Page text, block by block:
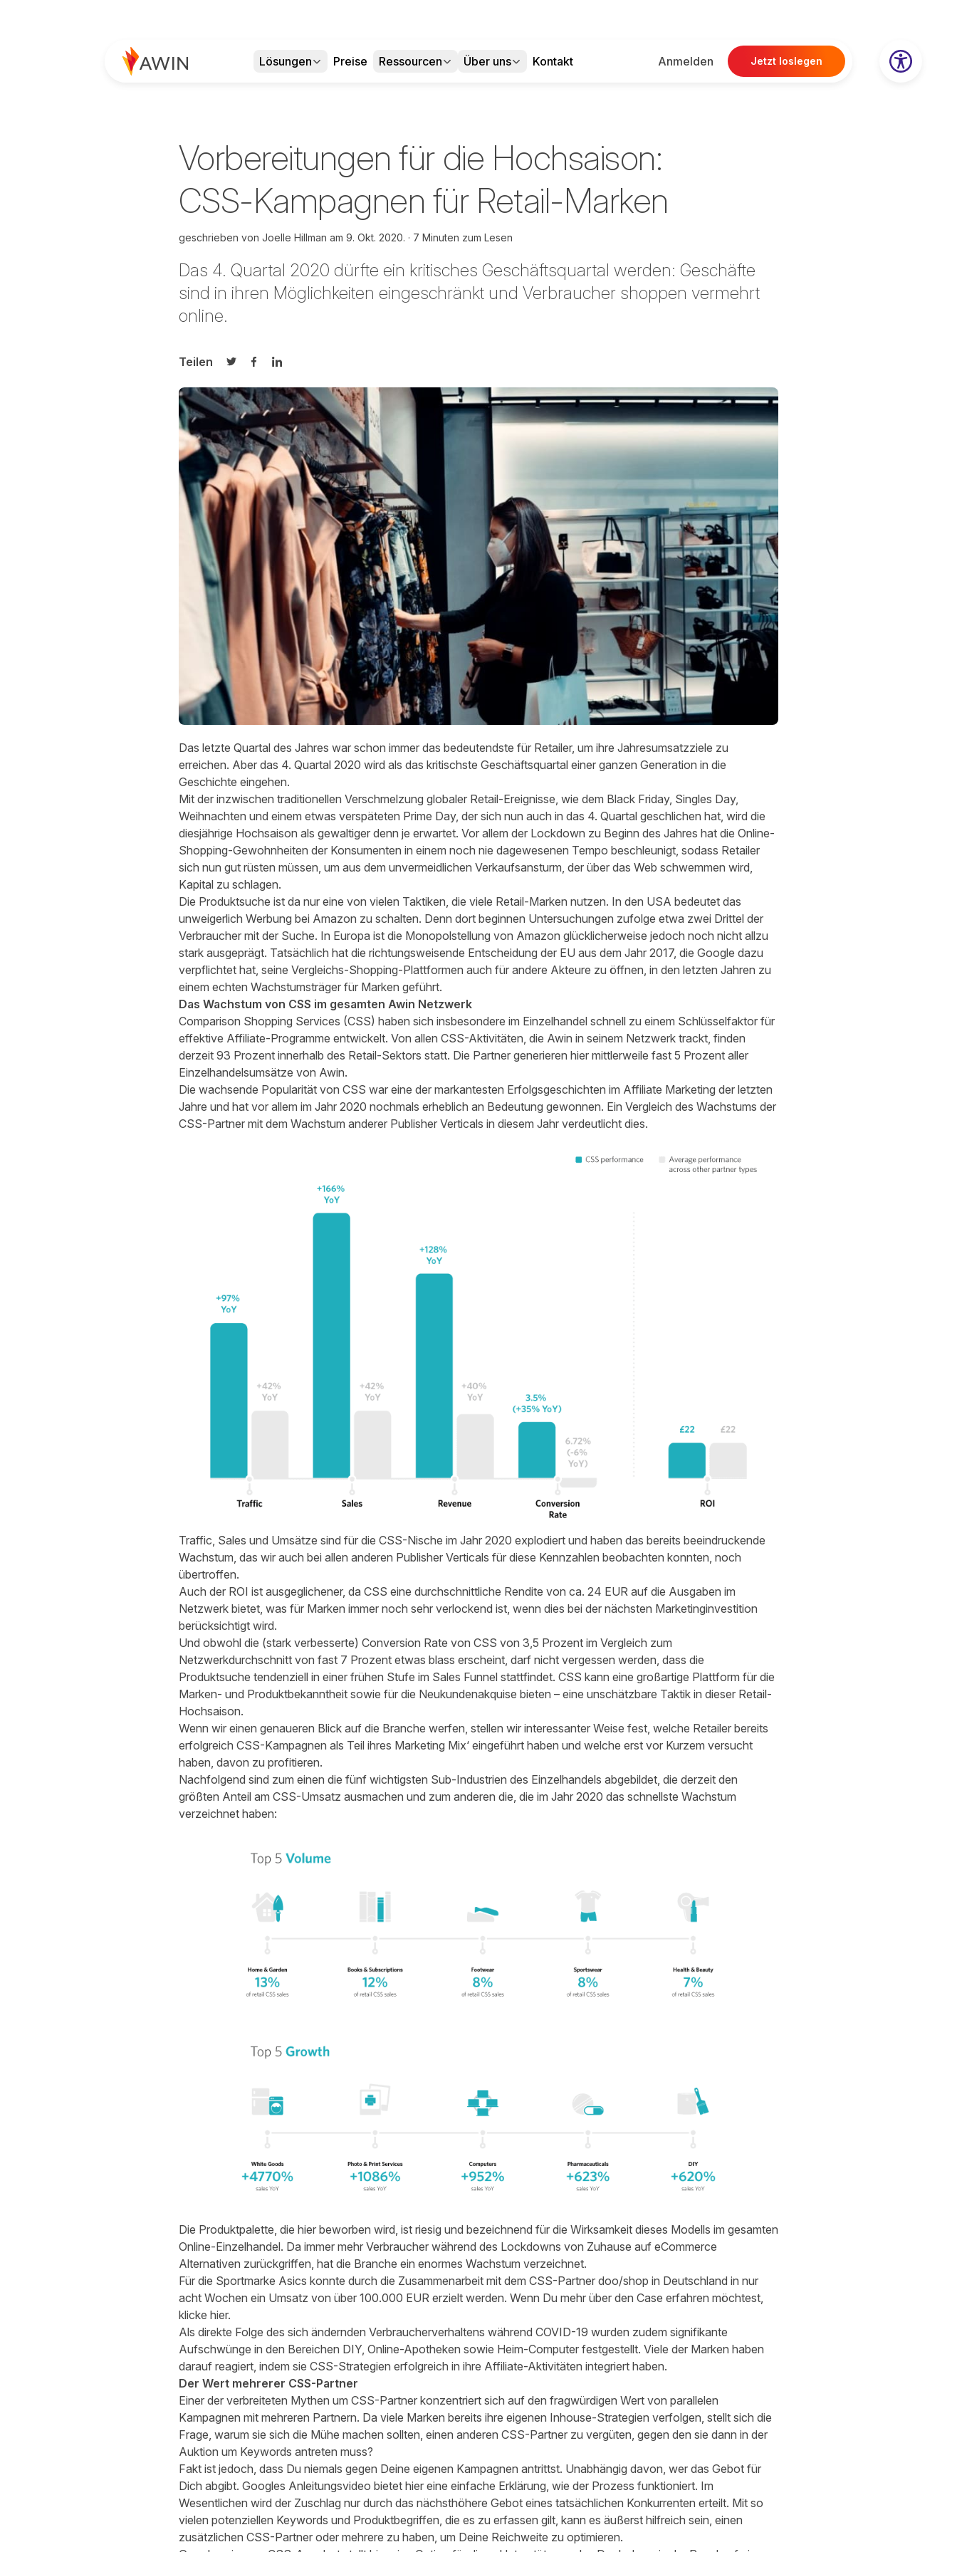
Lösungen Preise Ressourcen Über uns Kontakt Anmelden Jetzt loslegen
Vorbereitungen für die Hochsaison:
CSS-Kampagnen für Retail-Marken
geschrieben von Joelle Hillman am 9. Okt. 2020. 7 Minuten zum Lesen
Das 4. Quartal 2020 dürfte ein kritisches Geschäftsquartal werden: Geschäfte
sind in ihren Möglichkeiten eingeschränkt und Verbraucher shoppen vermehrt
online.
Teilen
Auf Twitter teilen
Auf Facebook teilen
Auf LinkedIn teilen
Das letzte Quartal des Jahres war schon immer das bedeutendste für Retailer, um ihre Jahresumsatzziele zu
erreichen. Aber das 4. Quartal 2020 wird als das kritischste Geschäftsquartal einer ganzen Generation in die
Geschichte eingehen.
Mit der inzwischen traditionellen Verschmelzung globaler Retail-Ereignisse, wie dem Black Friday, Singles Day,
Weihnachten und einem etwas verspäteten Prime Day, der sich nun auch in das 4. Quartal geschlichen hat, wird die
diesjährige Hochsaison als gewaltiger denn je erwartet. Vor allem der Lockdown zu Beginn des Jahres hat die Online-
Shopping-Gewohnheiten der Konsumenten in einem noch nie dagewesenen Tempo beschleunigt, sodass Retailer
sich nun gut rüsten müssen, um aus dem unvermeidlichen Verkaufsansturm, der über das Web schwemmen wird,
Kapital zu schlagen.
Die Produktsuche ist da nur eine von vielen Taktiken, die viele Retail-Marken nutzen. In den USA bedeutet das
unweigerlich Werbung bei Amazon zu schalten. Denn dort beginnen Untersuchungen zufolge etwa zwei Drittel der
Verbraucher mit der Suche. In Europa ist die Monopolstellung von Amazon glücklicherweise jedoch noch nicht allzu
stark ausgeprägt. Tatsächlich hat die richtungsweisende Entscheidung der EU aus dem Jahr 2017, die Google dazu
verpflichtet hat, seine Vergleichs-Shopping-Plattformen auch für andere Akteure zu öffnen, in den letzten Jahren zu
einem echten Wachstumsträger für Marken geführt.
Das Wachstum von CSS im gesamten Awin Netzwerk
Comparison Shopping Services (CSS) haben sich insbesondere im Einzelhandel schnell zu einem Schlüsselfaktor für
effektive Affiliate-Programme entwickelt. Von allen CSS-Aktivitäten, die Awin in seinem Netzwerk trackt, finden
derzeit 93 Prozent innerhalb des Retail-Sektors statt. Die Partner generieren hier mittlerweile fast 5 Prozent aller
Einzelhandelsumsätze von Awin.
Die wachsende Popularität von CSS war eine der markantesten Erfolgsgeschichten im Affiliate Marketing der letzten
Jahre und hat vor allem im Jahr 2020 nochmals erheblich an Bedeutung gewonnen. Ein Vergleich des Wachstums der
CSS-Partner mit dem Wachstum anderer Publisher Verticals in diesem Jahr verdeutlicht dies.
Traffic, Sales und Umsätze sind für die CSS-Nische im Jahr 2020 explodiert und haben das bereits beeindruckende
Wachstum, das wir auch bei allen anderen Publisher Verticals für diese Kennzahlen beobachten konnten, noch
übertroffen.
Auch der ROI ist ausgeglichener, da CSS eine durchschnittliche Rendite von ca. 24 EUR auf die Ausgaben im
Netzwerk bietet, was für Marken immer noch sehr verlockend ist, wenn dies bei der nächsten Marketinginvestition
berücksichtigt wird.
Und obwohl die (stark verbesserte) Conversion Rate von CSS von 3,5 Prozent im Vergleich zum
Netzwerkdurchschnitt von fast 7 Prozent etwas blass erscheint, darf nicht vergessen werden, dass die
Produktsuche tendenziell in einer frühen Stufe im Sales Funnel stattfindet. CSS kann eine großartige Plattform für die
Marken- und Produktbekanntheit sowie für die Neukundenakquise bieten – eine unschätzbare Taktik in dieser Retail-
Hochsaison.
Wenn wir einen genaueren Blick auf die Branche werfen, stellen wir interessanter Weise fest, welche Retailer bereits
erfolgreich CSS-Kampagnen als Teil ihres Marketing Mix‘ eingeführt haben und welche erst vor Kurzem versucht
haben, davon zu profitieren.
Nachfolgend sind zum einen die fünf wichtigsten Sub-Industrien des Einzelhandels abgebildet, die derzeit den
größten Anteil am CSS-Umsatz ausmachen und zum anderen die, die im Jahr 2020 das schnellste Wachstum
verzeichnet haben:
Die Produktpalette, die hier beworben wird, ist riesig und bezeichnend für die Wirksamkeit dieses Modells im gesamten
Online-Einzelhandel. Da immer mehr Verbraucher während des Lockdowns von Zuhause auf eCommerce
Alternativen zurückgriffen, hat die Branche ein enormes Wachstum verzeichnet.
Für die Sportmarke Asics konnte durch die Zusammenarbeit mit dem CSS-Partner doo/shop in Deutschland in nur
acht Wochen ein Umsatz von über 100.000 EUR erzielt werden. Wenn Du mehr über den Case erfahren möchtest,
klicke hier.
Als direkte Folge des sich ändernden Verbraucherverhaltens während COVID-19 wurden zudem signifikante
Aufschwünge in den Bereichen DIY, Online-Apotheken sowie Heim-Computer festgestellt. Viele der Marken haben
darauf reagiert, indem sie CSS-Strategien erfolgreich in ihre Affiliate-Aktivitäten integriert haben.
Der Wert mehrerer CSS-Partner
Einer der verbreiteten Mythen um CSS-Partner konzentriert sich auf den fragwürdigen Wert von parallelen
Kampagnen mit mehreren Partnern. Da viele Marken bereits ihre eigenen Inhouse-Strategien verfolgen, stellt sich die
Frage, warum sie sich die Mühe machen sollten, einen anderen CSS-Partner zu vergüten, gegen den sie dann in der
Auktion um Keywords antreten muss?
Fakt ist jedoch, dass Du niemals gegen Deine eigenen Kampagnen antrittst. Unabhängig davon, wer das Gebot für
Dich abgibt. Googles Anleitungsvideo bietet hier eine einfache Erklärung, wie der Prozess funktioniert. Im
Wesentlichen wird der Zuschlag nur durch das nächsthöhere Gebot eines tatsächlichen Konkurrenten erteilt. Mit so
vielen potenziellen Keywords und Produktbegriffen, die es zu erfassen gilt, kann es äußerst hilfreich sein, einen
zusätzlichen CSS-Partner oder mehrere zu haben, um Deine Reichweite zu optimieren.